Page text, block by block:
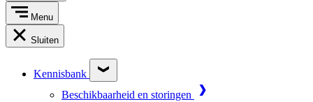
Menu
Sluiten
Kennisbank
Beschikbaarheid en storingen